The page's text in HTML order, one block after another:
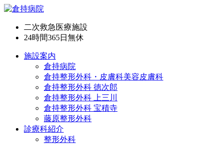
二次救急医療施設
24時間365日 無休
施設案内
倉持病院
倉持整形外科・皮膚科美容皮膚科
倉持整形外科 徳次郎
倉持整形外科 上三川
倉持整形外科 宝積寺
藤原整形外科
診療科紹介
整形外科